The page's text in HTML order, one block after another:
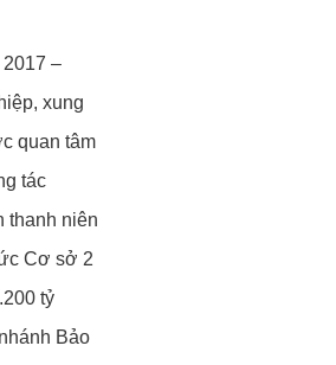
–
xung
quan tâm
tác
thanh niên
Cơ sở 2
tỷ
Bảo